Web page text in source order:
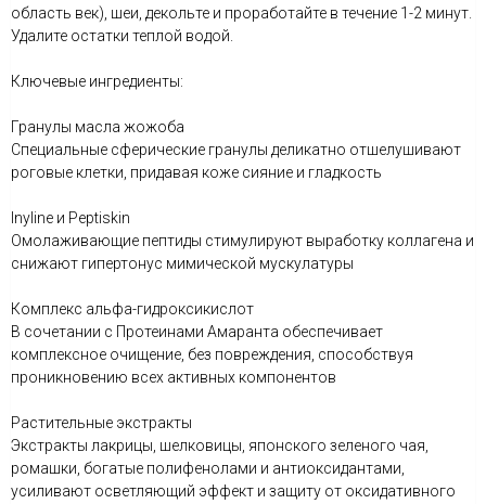
область век), шеи, декольте и проработайте в течение 1-2 минут.
Удалите остатки теплой водой.
Ключевые ингредиенты:
Гранулы масла жожоба
Специальные сферические гранулы деликатно отшелушивают
роговые клетки, придавая коже сияние и гладкость
Inyline и Peptiskin
Омолаживающие пептиды стимулируют выработку коллагена и
снижают гипертонус мимической мускулатуры
Комплекс альфа-гидроксикислот
В сочетании с Протеинами Амаранта обеспечивает
комплексное очищение, без повреждения, способствуя
проникновению всех активных компонентов
Растительные экстракты
Экстракты лакрицы, шелковицы, японского зеленого чая,
ромашки, богатые полифенолами и антиоксидантами,
усиливают осветляющий эффект и защиту от оксидативного